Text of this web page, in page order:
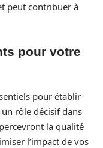
peut contribuer à
pour votre
pour établir
rôle décisif dans
la qualité
l’impact de vos